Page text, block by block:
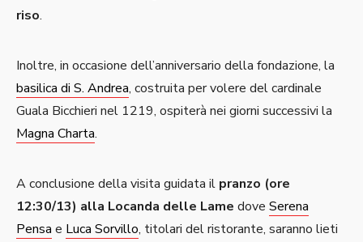
riso.
Inoltre, in occasione dell’anniversario della fondazione, la
basilica di S. Andrea, costruita per volere del cardinale
Guala Bicchieri nel 1219, ospiterà nei giorni successivi la
Magna Charta.
A conclusione della visita guidata il pranzo (ore
12:30/13) alla Locanda delle Lame dove Serena
Pensa e Luca Sorvillo, titolari del ristorante, saranno lieti